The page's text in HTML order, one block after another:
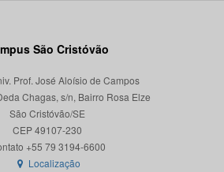
São Cristóvão
Prof. José Aloísio de Campos
Chagas, s/n, Bairro Rosa Elze
São Cristóvão/SE
CEP 49107-230
Localização